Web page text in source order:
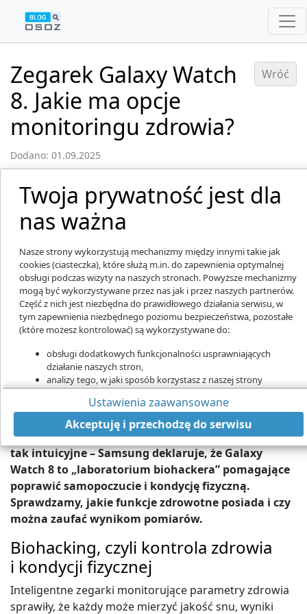
Zegarek Galaxy Watch
8. Jakie ma opcje
monitoringu zdrowia?
Dodano: 01.09.2025
Wróć
Zegarki Samsung, podobnie jak te od Apple, mierzą jakość snu w skali od 0
do 100 na podstawie zbieranych z nadgarstka danych
– Świadome dbanie o siebie jeszcze nigdy nie było
tak intuicyjne – Samsung deklaruje, że Galaxy
Watch 8 to „laboratorium biohackera” pomagające
poprawić samopoczucie i kondycję fizyczną.
Sprawdzamy, jakie funkcje zdrowotne posiada i czy
można zaufać wynikom pomiarów.
Biohacking, czyli kontrola zdrowia
i kondycji fizycznej
Inteligentne zegarki monitorujące parametry zdrowia
sprawiły, że każdy może mierzyć jakość snu, wyniki
Twoja prywatność jest dla
nas ważna
Nasze strony wykorzystują mechanizmy między innymi takie jak
cookies (ciasteczka), które służą m.in. do zapewnienia optymalnej
obsługi podczas wizyty na naszych stronach. Powyższe mechanizmy
mogą być wykorzystywane przez nas jak i przez naszych partnerów.
Część z nich jest niezbędna do prawidłowego działania serwisu, w
tym zapewnienia niezbędnego poziomu bezpieczeństwa, pozostałe
(które możesz kontrolować) są wykorzystywane do:
obsługi dodatkowych funkcjonalności usprawniających
działanie naszych stron,
analizy tego, w jaki sposób korzystasz z naszej strony
marketingu bezpośredniego,
udostępniania funkcji mediów społecznościowych.
Kliknij „Akceptuję i przechodzę do strony”, aby wyrazić zgodę
na przetwarzanie przez nas i naszych partnerów Twoich
danych w powyższych celach.
Pamiętaj, że wyrażenie zgody jest dobrowolne, a wyrażoną zgodę
możesz w każdej chwili cofnąć, możesz też wycofać zgodę na
przetwarzanie Twoich danych tylko w niektórych celach. Jeżeli
chcesz dowiedzieć się więcej lub chcesz przeprowadzić konfigurację
szczegółową - możesz tego dokonać za pomocą „Ustawień
Więcej informacji na temat wykorzystywania narzędzi zewnętrznych
na naszych stronach znajdziesz w
Ustawienia zaawansowane
Akceptuję i przechodzę do serwisu